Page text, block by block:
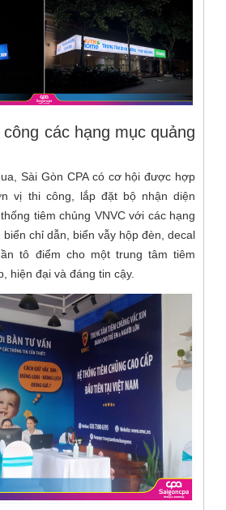
các hạng mục quảng
Sài Gòn CPA có cơ hội được hợp
vị thi công, lắp đặt bộ nhận diện
tiêm chủng VNVC với các hạng
chỉ dẫn, biển vẫy hộp đèn, decal
tô điểm cho một trung tâm tiêm
hiện đại và đáng tin cậy.